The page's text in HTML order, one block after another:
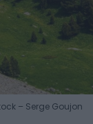
– Serge Goujon